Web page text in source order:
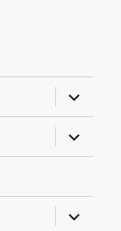
almenü
almenü
almenü